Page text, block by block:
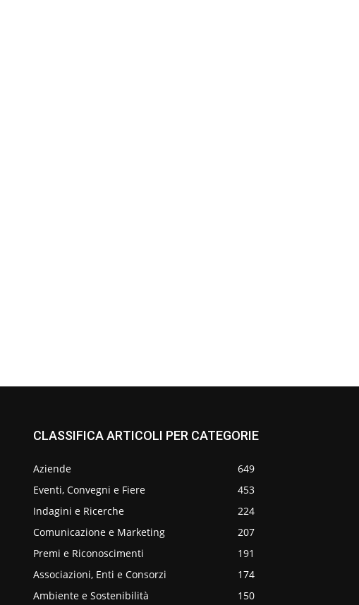
CLASSIFICA ARTICOLI PER CATEGORIE
Aziende
649
Eventi, Convegni e Fiere
453
Indagini e Ricerche
224
Comunicazione e Marketing
207
Premi e Riconoscimenti
191
Associazioni, Enti e Consorzi
174
Ambiente e Sostenibilità
150